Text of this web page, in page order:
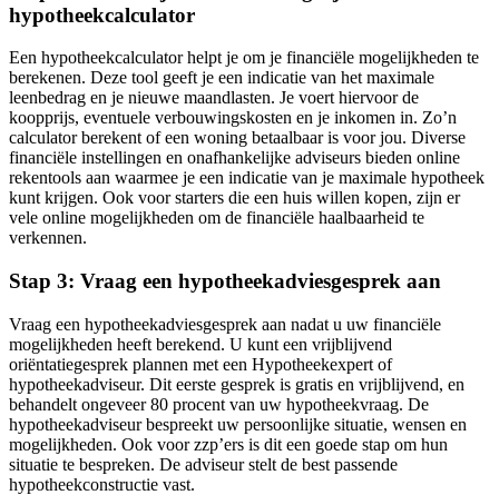
hypotheekcalculator
Een hypotheekcalculator helpt je om je financiële mogelijkheden te
berekenen. Deze tool geeft je een indicatie van het maximale
leenbedrag en je nieuwe maandlasten. Je voert hiervoor de
koopprijs, eventuele verbouwingskosten en je inkomen in. Zo’n
calculator berekent of een woning betaalbaar is voor jou. Diverse
financiële instellingen en onafhankelijke adviseurs bieden online
rekentools aan waarmee je een indicatie van je maximale hypotheek
kunt krijgen. Ook voor starters die een huis willen kopen, zijn er
vele online mogelijkheden om de financiële haalbaarheid te
verkennen.
Stap 3: Vraag een hypotheekadviesgesprek aan
Vraag een hypotheekadviesgesprek aan nadat u uw financiële
mogelijkheden heeft berekend. U kunt een vrijblijvend
oriëntatiegesprek plannen met een Hypotheekexpert of
hypotheekadviseur. Dit eerste gesprek is gratis en vrijblijvend, en
behandelt ongeveer 80 procent van uw hypotheekvraag. De
hypotheekadviseur bespreekt uw persoonlijke situatie, wensen en
mogelijkheden. Ook voor zzp’ers is dit een goede stap om hun
situatie te bespreken. De adviseur stelt de best passende
hypotheekconstructie vast.